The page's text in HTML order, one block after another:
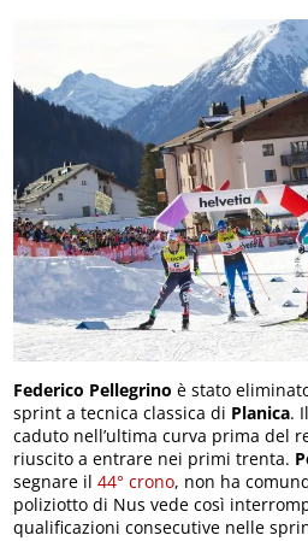
Federico Pellegrino è stato
sprint a tecnica classica di Planica.
caduto nell’ultima curva prima del
riuscito a entrare nei primi trenta.
segnare il44° crono, non ha
poliziotto di Nus vede così
qualificazioni consecutive nelle